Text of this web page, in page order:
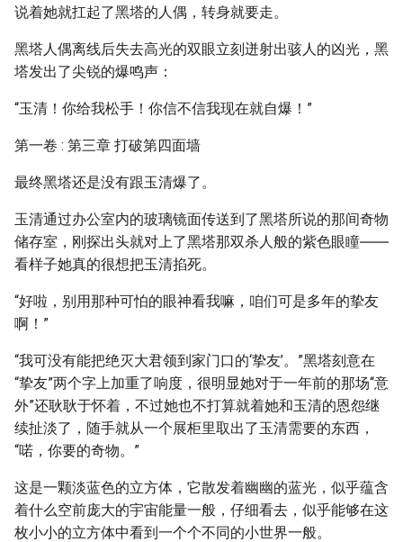
说着她就扛起了黑塔的人偶，转身就要走。
黑塔人偶离线后失去高光的双眼立刻迸射出骇人的凶光，黑
塔发出了尖锐的爆鸣声：
“玉清！你给我松手！你信不信我现在就自爆！”
第一卷 : 第三章 打破第四面墙
最终黑塔还是没有跟玉清爆了。
玉清通过办公室内的玻璃镜面传送到了黑塔所说的那间奇物
储存室，刚探出头就对上了黑塔那双杀人般的紫色眼瞳――
看样子她真的很想把玉清掐死。
“好啦，别用那种可怕的眼神看我嘛，咱们可是多年的挚友
啊！”
“我可没有能把绝灭大君领到家门口的‘挚友’。”黑塔刻意在
“挚友”两个字上加重了响度，很明显她对于一年前的那场“意
外”还耿耿于怀着，不过她也不打算就着她和玉清的恩怨继
续扯淡了，随手就从一个展柜里取出了玉清需要的东西，
“喏，你要的奇物。”
这是一颗淡蓝色的立方体，它散发着幽幽的蓝光，似乎蕴含
着什么空前庞大的宇宙能量一般，仔细看去，似乎能够在这
枚小小的立方体中看到一个个不同的小世界一般。